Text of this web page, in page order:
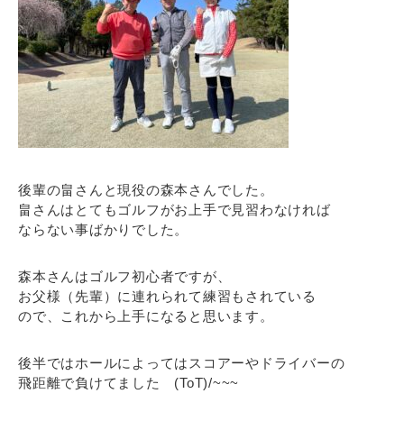
後輩の畠さんと現役の森本さんでした。
畠さんはとてもゴルフがお上手で見習わなければ
ならない事ばかりでした。
森本さんはゴルフ初心者ですが、
お父様（先輩）に連れられて練習もされている
ので、これから上手になると思います。
後半ではホールによってはスコアーやドライバーの
飛距離で負けてました (ToT)/~~~